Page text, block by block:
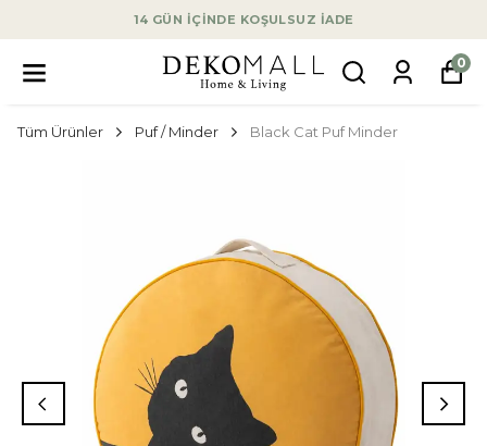
14 GÜN İÇİNDE KOŞULSUZ İADE
0
Tüm Ürünler Puf / Minder Black Cat Puf Minder